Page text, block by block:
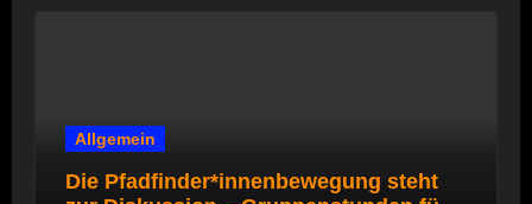
Allgemein
Die Pfadfinder*innenbewegung steht